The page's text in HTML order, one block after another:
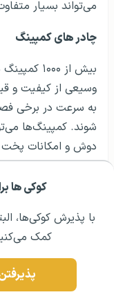
کوکی ها
با پذیرش کوکی‌ها،
کمک
مشــاوره اولیه رایگان:
می‌تواند بسیار
چادر های کمپینگ
بیش از
وسیعی از کیفیت و
به سرعت در برخی
شوند. کمپینگ‌ها
دوش و امکانات پخت
مجهزی که خانه‌های
به طور کلی،
اقامتگاه های
خانه‌های روستایی
مختلف اسپانیا